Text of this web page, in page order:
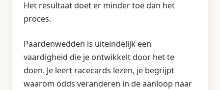
Het resultaat doet er minder toe dan het
proces.
Paardenwedden is uiteindelijk een
vaardigheid die je ontwikkelt door het te
doen. Je leert racecards lezen, je begrijpt
waarom odds veranderen in de aanloop naar